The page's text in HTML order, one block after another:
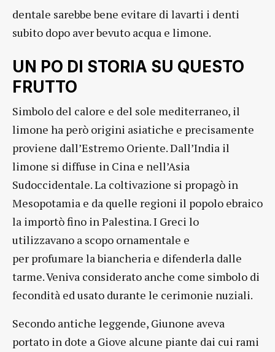
dentale sarebbe bene evitare di lavarti i denti
subito dopo aver bevuto acqua e limone.
UN PO DI STORIA SU QUESTO
FRUTTO
Simbolo del calore e del sole mediterraneo, il
limone ha però origini asiatiche e precisamente
proviene dall’Estremo Oriente. Dall’India il
limone si diffuse in Cina e nell’Asia
Sudoccidentale. La coltivazione si propagò in
Mesopotamia e da quelle regioni il popolo ebraico
la importò fino in Palestina. I Greci lo
utilizzavano a scopo ornamentale e
per profumare la biancheria e difenderla dalle
tarme. Veniva considerato anche come simbolo di
fecondità ed usato durante le cerimonie nuziali.
Secondo antiche leggende, Giunone aveva
portato in dote a Giove alcune piante dai cui rami